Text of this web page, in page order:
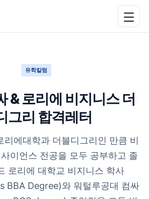
유학칼럼
& 로리에 비지니스 더
그리 합격레터
리에대학과 더블디그리인 만큼 비
이언스 전공을 모두 공부하고 졸
로리에 대학교 비지니스 학사
BBA Degree)와 워털루공대 컴싸